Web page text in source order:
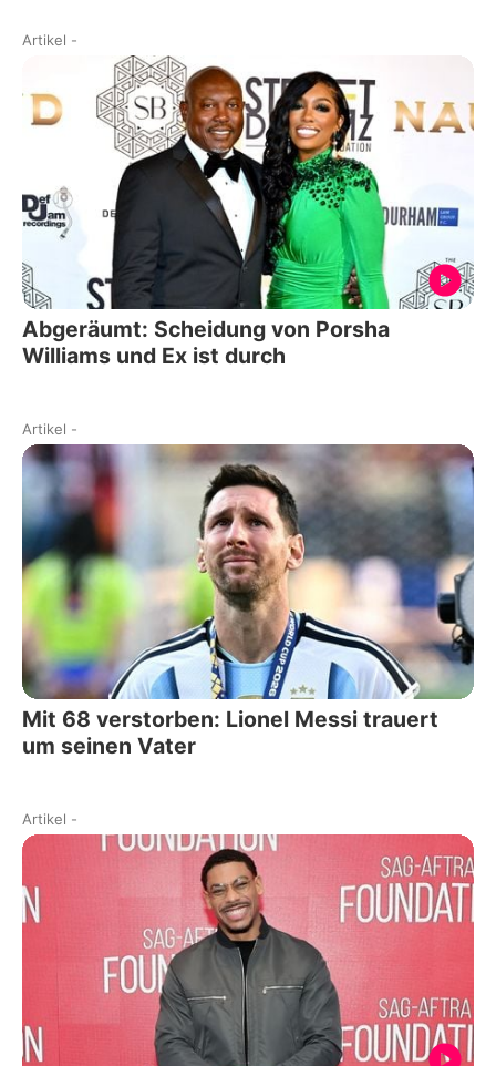
Artikel -
Abgeräumt: Scheidung von Porsha
Williams und Ex ist durch
Artikel -
Mit 68 verstorben: Lionel Messi trauert
um seinen Vater
Artikel -